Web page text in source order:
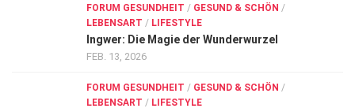
FORUM GESUNDHEIT / GESUND & SCHÖN /
LEBENSART / LIFESTYLE
Ingwer: Die Magie der Wunderwurzel
FEB. 13, 2026
FORUM GESUNDHEIT / GESUND & SCHÖN /
LEBENSART / LIFESTYLE